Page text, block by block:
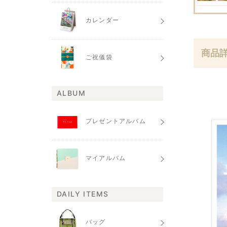
商品
カレンダー
ご祝儀袋
ALBUM
プレゼントアルバム
マイアルバム
DAILY ITEMS
バッグ